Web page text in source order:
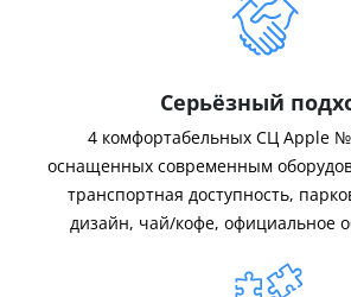
Серьёзный
4 комфортабельных СЦ Apple
оснащенных современным
транспортная доступность,
дизайн, чай/кофе, официальное